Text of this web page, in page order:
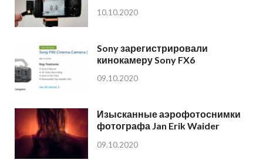
10.10.2020
Sony зарегистрировали
кинокамеру Sony FX6
09.10.2020
Изысканные аэрофотоснимки
фотографа Jan Erik Waider
09.10.2020